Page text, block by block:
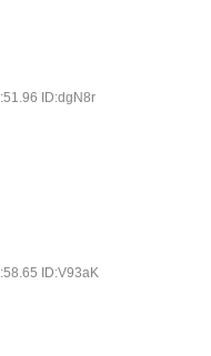
ID:dgN8r
ID:V93aK